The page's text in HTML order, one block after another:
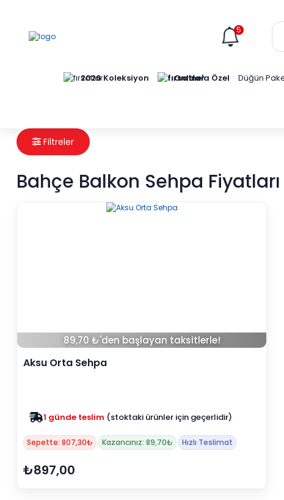
5
2026 Koleksiyon Online'a Özel Düğün
Filtreler
Bahçe Balkon Sehpa Fiyatları
89,70 ₺'den başlayan taksitlerle!
Aksu Orta Sehpa
1 günde teslim (stoktaki ürünler için geçerlidir)
Sepette: 807,30₺ Kazancınız: 89,70₺ Hızlı Teslimat
₺897,00